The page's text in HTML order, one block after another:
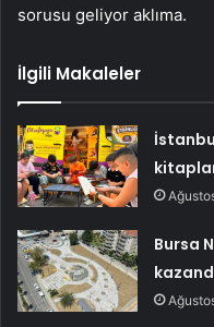
sorusu geliyor aklıma.
İlgili Makaleler
Bursa